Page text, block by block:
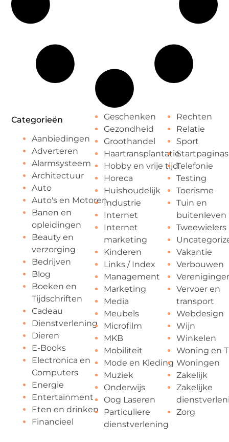
Categorieën
Aanbiedingen
Adverteren
Alarmsysteem
Architectuur
Auto
Auto's en Motoren
Banen en
opleidingen
Beauty en
verzorging
Bedrijven
Blog
Boeken en
Tijdschriften
Cadeau
Dienstverlening
Dieren
E-Books
Electronica en
Computers
Energie
Entertainment
Eten en drinken
Financieel
Geschenken
Gezondheid
Groothandel
Haartransplantatie
Hobby en vrije tijd
Horeca
Huishoudelijk
Industrie
Internet
Internet
marketing
Kinderen
Links / Index
Management
Marketing
Media
Meubels
Microfilm
MKB
Mobiliteit
Mode en Kleding
Muziek
Onderwijs
Oog Laseren
Particuliere
dienstverlening
Rechten
Relatie
Sport
Startpaginas
Telefonie
Testing
Toerisme
Tuin en
buitenleven
Tweewielers
Vakantie
Verbouwen
Vervoer en
transport
Webdesign
Wijn
Winkelen
Woning en
Woningen
Zakelijk
Zakelijke
Zorg